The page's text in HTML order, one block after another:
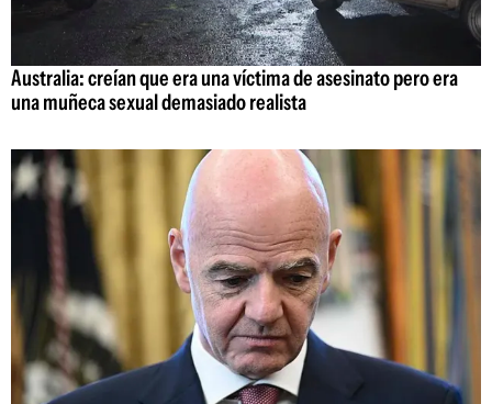
Australia: creían que era una víctima de asesinato pero era
una muñeca sexual demasiado realista